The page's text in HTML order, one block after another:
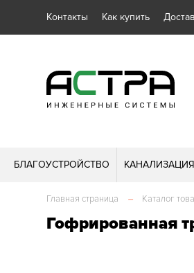
Контакты Как купить
БЛАГОУСТРОЙСТВО КАНАЛИЗАЦИЯ
Главная страница – Каталог
Гофрированная